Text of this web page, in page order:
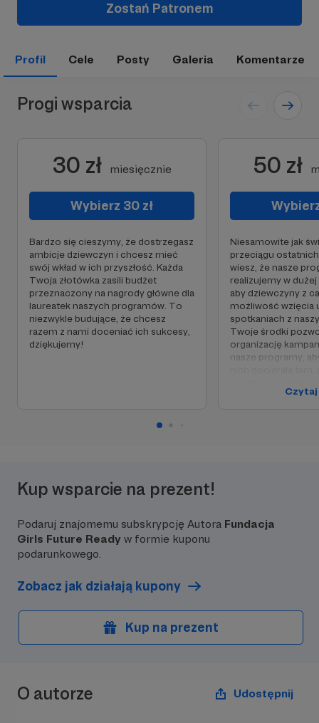
Zostań Patronem
Profil Cele Posty Galeria Komentarze
Progi wsparcia
30 zł miesięcznie
Wybierz 30 zł
Bardzo się cieszymy, że dostrzegasz
ambicje dziewczyn i chcesz mieć
swój wkład w ich przyszłość. Każda
Twoja złotówka zasili budżet
przeznaczony na nagrody główne dla
laureatek naszych programów. To
niezwykle budujące, że chcesz
razem z nami doceniać ich sukcesy,
dziękujemy!
50 zł
Niesamowite jak
przeciągu
wiesz, że nasze
realizujemy w
aby dziewczyny z
możliwość wzięcia
spotkaniach z
Twoje środki
organizację
nasze programy,
Dziękujemy, że
Kup wsparcie na prezent!
Podaruj znajomemu subskrypcję Autora Fundacja
Girls Future Ready w formie kuponu
podarunkowego.
Zobacz jak działają kupony
Kup na prezent
O autorze Udostępnij